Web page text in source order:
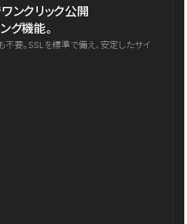
ンクリック公開
グ機能。
要。SSLを標準で備え、安定したサイ